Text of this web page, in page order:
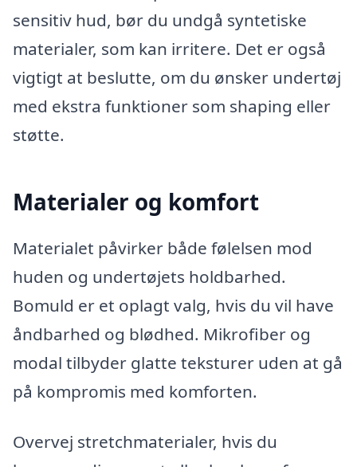
sensitiv hud, bør du undgå syntetiske
materialer, som kan irritere. Det er også
vigtigt at beslutte, om du ønsker undertøj
med ekstra funktioner som shaping eller
støtte.
Materialer og komfort
Materialet påvirker både følelsen mod
huden og undertøjets holdbarhed.
Bomuld er et oplagt valg, hvis du vil have
åndbarhed og blødhed. Mikrofiber og
modal tilbyder glatte teksturer uden at gå
på kompromis med komforten.
Overvej stretchmaterialer, hvis du